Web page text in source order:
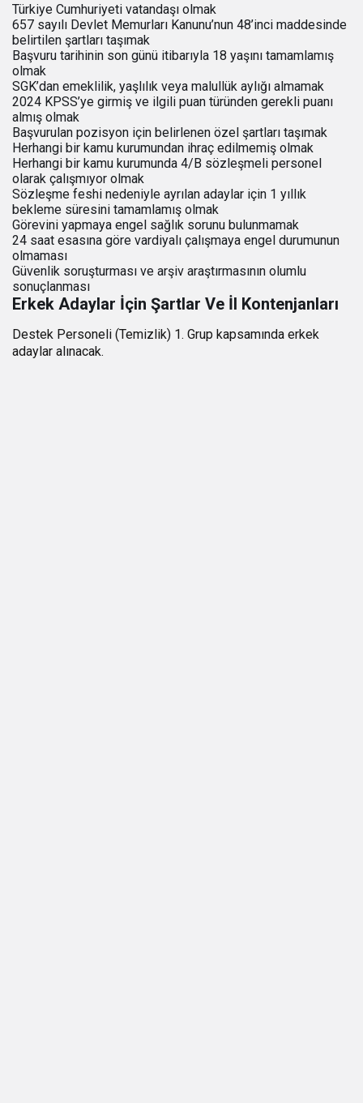
Türkiye Cumhuriyeti vatandaşı olmak
657 sayılı Devlet Memurları Kanunu’nun 48’inci maddesinde
belirtilen şartları taşımak
Başvuru tarihinin son günü itibarıyla 18 yaşını tamamlamış
olmak
SGK’dan emeklilik, yaşlılık veya malullük aylığı almamak
2024 KPSS’ye girmiş ve ilgili puan türünden gerekli puanı
almış olmak
Başvurulan pozisyon için belirlenen özel şartları taşımak
Herhangi bir kamu kurumundan ihraç edilmemiş olmak
Herhangi bir kamu kurumunda 4/B sözleşmeli personel
olarak çalışmıyor olmak
Sözleşme feshi nedeniyle ayrılan adaylar için 1 yıllık
bekleme süresini tamamlamış olmak
Görevini yapmaya engel sağlık sorunu bulunmamak
24 saat esasına göre vardiyalı çalışmaya engel durumunun
olmaması
Güvenlik soruşturması ve arşiv araştırmasının olumlu
sonuçlanması
Erkek Adaylar İçin Şartlar Ve İl Kontenjanları
Destek Personeli (Temizlik) 1. Grup kapsamında erkek
adaylar alınacak.